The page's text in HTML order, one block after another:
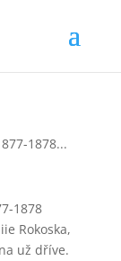
1878
Rokoska,
už dříve.